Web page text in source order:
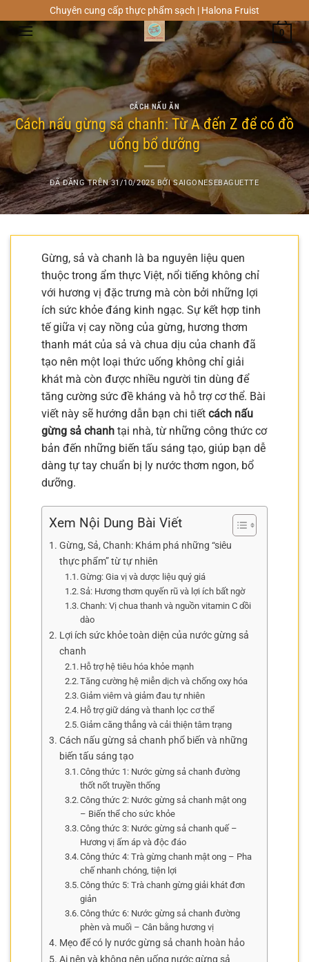
đến
dung
Chuyên cung cấp thực phẩm sạch | Halona Fruist
0
CÁCH NẤU ĂN
Cách nấu gừng sả chanh: Từ A đến Z để có đồ
uống bổ dưỡng
ĐÃ ĐĂNG TRÊN31/10/2025 BỞISAIGONESEBAGUETTE
Gừng, sả và chanh là ba nguyên liệu quen
thuộc trong ẩm thực Việt, nổi tiếng không chỉ
với hương vị đặc trưng mà còn bởi những lợi
ích sức khỏe đáng kinh ngạc. Sự kết hợp tinh
tế giữa vị cay nồng của gừng, hương thơm
thanh mát của sả và chua dịu của chanh đã
tạo nên một loại thức uống không chỉ giải
khát mà còn được nhiều người tin dùng để
tăng cường sức đề kháng và hỗ trợ cơ thể. Bài
viết này sẽ hướng dẫn bạn chi tiết cách nấu
gừng sả chanh tại nhà, từ những công thức cơ
bản đến những biến tấu sáng tạo, giúp bạn dễ
dàng tự tay chuẩn bị ly nước thơm ngon, bổ
dưỡng.
Xem Nội Dung Bài Viết
Gừng, Sả, Chanh: Khám phá những “siêu
thực phẩm” từ tự nhiên
Gừng: Gia vị và dược liệu quý giá
Sả: Hương thơm quyến rũ và lợi ích bất ngờ
Chanh: Vị chua thanh và nguồn vitamin C dồi
dào
Lợi ích sức khỏe toàn diện của nước gừng sả
chanh
Hỗ trợ hệ tiêu hóa khỏe mạnh
Tăng cường hệ miễn dịch và chống oxy hóa
Giảm viêm và giảm đau tự nhiên
Hỗ trợ giữ dáng và thanh lọc cơ thể
Giảm căng thẳng và cải thiện tâm trạng
Cách nấu gừng sả chanh phổ biến và những
biến tấu sáng tạo
Công thức 1: Nước gừng sả chanh đường
thốt nốt truyền thống
Công thức 2: Nước gừng sả chanh mật ong
– Biến thể cho sức khỏe
Công thức 3: Nước gừng sả chanh quế –
Hương vị ấm áp và độc đáo
Công thức 4: Trà gừng chanh mật ong – Pha
chế nhanh chóng, tiện lợi
Công thức 5: Trà chanh gừng giải khát đơn
giản
Công thức 6: Nước gừng sả chanh đường
phèn và muối – Cân bằng hương vị
Mẹo để có ly nước gừng sả chanh hoàn hảo
Ai nên và không nên uống nước gừng sả